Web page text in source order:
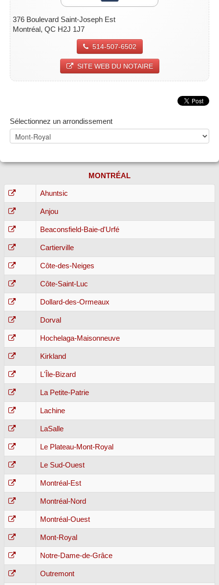
376 Boulevard Saint-Joseph Est
Montréal, QC H2J 1J7
514-507-6502
SITE WEB DU NOTAIRE
Sélectionnez un arrondissement
MONTRÉAL
Ahuntsic
Anjou
Beaconsfield-Baie-d'Urfé
Cartierville
Côte-des-Neiges
Côte-Saint-Luc
Dollard-des-Ormeaux
Dorval
Hochelaga-Maisonneuve
Kirkland
L'Île-Bizard
La Petite-Patrie
Lachine
LaSalle
Le Plateau-Mont-Royal
Le Sud-Ouest
Montréal-Est
Montréal-Nord
Montréal-Ouest
Mont-Royal
Notre-Dame-de-Grâce
Outremont